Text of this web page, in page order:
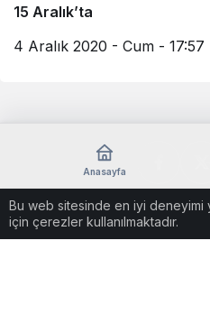
15 Aralık’ta
4 Aralık 2020 - Cum - 17:57
Bu web sitesinde en iyi deneyimi
için çerezler kullanılmaktadır.
Anasayfa
Künye